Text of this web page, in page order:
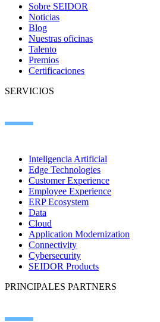
Sobre SEIDOR
Noticias
Blog
Nuestras oficinas
Talento
Premios
Certificaciones
SERVICIOS
Inteligencia Artificial
Edge Technologies
Customer Experience
Employee Experience
ERP Ecosystem
Data
Cloud
Application Modernization
Connectivity
Cybersecurity
SEIDOR Products
PRINCIPALES PARTNERS